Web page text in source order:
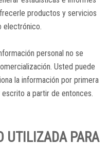
productos y servicios
electrónico.
personal no se
Usted puede
la información por primera
a partir de entonces.
UTILIZADA PARA